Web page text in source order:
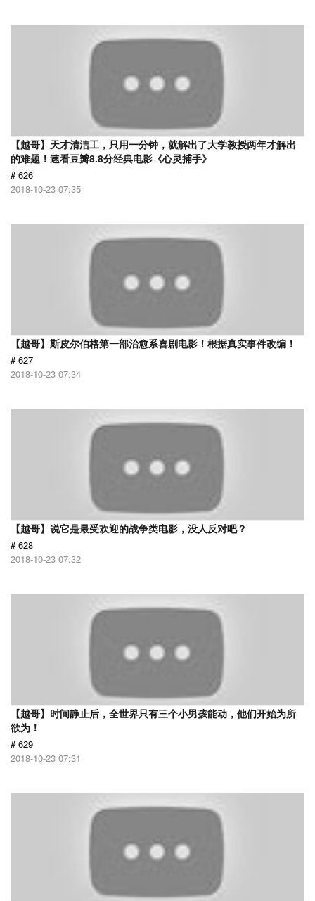
【越哥】天才清洁工，只用一分钟，就解出了大学教授两年才解出
的难题！速看豆瓣8.8分经典电影《心灵捕手》
# 626
2018-10-23 07:35
【越哥】斯皮尔伯格第一部治愈系喜剧电影！根据真实事件改编！
# 627
2018-10-23 07:34
【越哥】说它是最受欢迎的战争类电影，没人反对吧？
# 628
2018-10-23 07:32
【越哥】时间静止后，全世界只有三个小男孩能动，他们开始为所
欲为！
# 629
2018-10-23 07:31